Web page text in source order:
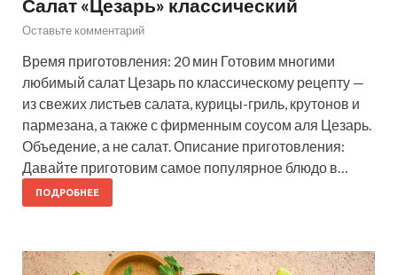
Салат «Цезарь» классический
Оставьте комментарий
Время приготовления: 20 мин Готовим многими
любимый салат Цезарь по классическому рецепту —
из свежих листьев салата, курицы-гриль, крутонов и
пармезана, а также с фирменным соусом аля Цезарь.
Объедение, а не салат. Описание приготовления:
Давайте приготовим самое популярное блюдо в…
ПОДРОБНЕЕ